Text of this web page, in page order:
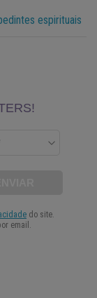
espirituais